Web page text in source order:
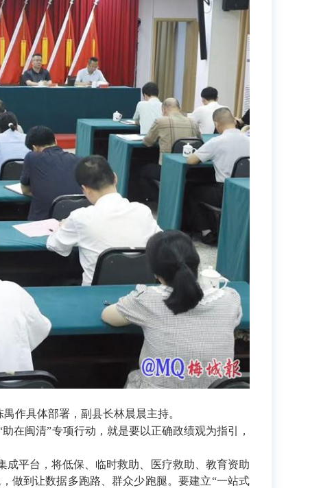
作具体部署，副县长林晨晨主持。
闽清”专项行动，就是要以正确政绩观为指引，
平台，将低保、临时救助、医疗救助、教育资助
做到让数据多跑路、群众少跑腿。要建立“一站式